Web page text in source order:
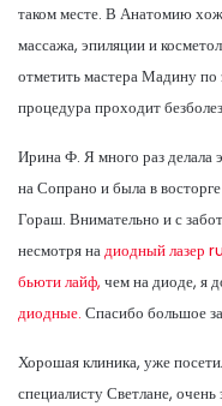
таком месте. В Анатомию
массажа, эпиляции и
отметить мастера Мадину по
процедура проходит
Ирина Ф. Я много раз делала
на Сопрано и была в
Гораш. Внимательно и с
несмотря надиодный лазер
бьюти лайф, чем на диоде, я
диодные. Спасибо большое
Хорошая клиника, уже
специалисту Светлане,